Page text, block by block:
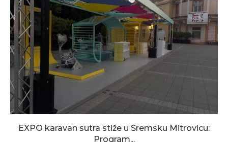
EXPO karavan sutra stiže u Sremsku Mitrovicu:
Program...